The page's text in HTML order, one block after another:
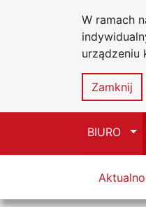
W ramach
urządzeniu
Zamknij
BIURO
Tutaj